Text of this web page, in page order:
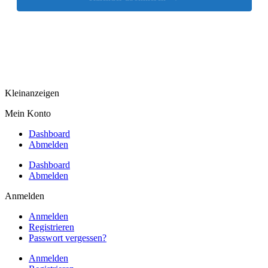
Kleinanzeigen
Mein Konto
Dashboard
Abmelden
Dashboard
Abmelden
Anmelden
Anmelden
Registrieren
Passwort vergessen?
Anmelden